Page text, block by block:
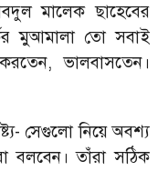
মালেক ছাহেবের
মুআমালা তো সবাই
,ভালবাসতেন।
- সেগুলো নিয়ে অবশ্য
বলবেন। তাঁরা সঠিক